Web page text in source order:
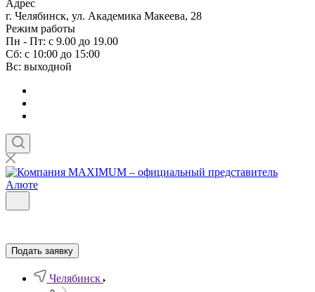
Адрес
г. Челябинск, ул. Академика Макеева, 28
Режим работы
Пн - Пт: с 9.00 до 19.00
Сб: с 10:00 до 15:00
Вс: выходной
Подать заявку
Челябинск